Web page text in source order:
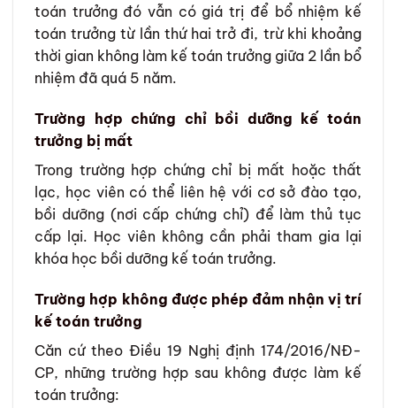
toán trưởng đó vẫn có giá trị để bổ nhiệm kế
toán trưởng từ lần thứ hai trở đi, trừ khi khoảng
thời gian không làm kế toán trưởng giữa 2 lần bổ
nhiệm đã quá 5 năm.
Trường hợp chứng chỉ bồi dưỡng kế toán
trưởng bị mất
Trong trường hợp chứng chỉ bị mất hoặc thất
lạc, học viên có thể liên hệ với cơ sở đào tạo,
bồi dưỡng (nơi cấp chứng chỉ) để làm thủ tục
cấp lại. Học viên không cần phải tham gia lại
khóa học bồi dưỡng kế toán trưởng.
Trường hợp không được phép đảm nhận vị trí
kế toán trưởng
Căn cứ theo Điều 19 Nghị định 174/2016/NĐ-
CP, những trường hợp sau không được làm kế
toán trưởng: